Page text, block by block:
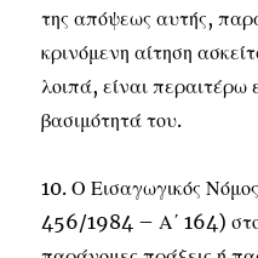
της απόψεως αυτής,
κρινόμενη αίτηση
λοιπά, είναι περαιτέρω
βασιμότητά του.
10. Ο Εισαγωγικός
456/1984 – Α΄ 164) στο